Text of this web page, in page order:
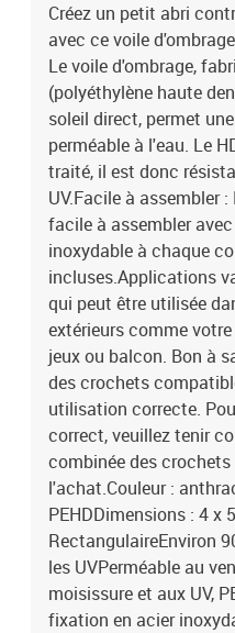
% de protection contre les
à la moisissure et aux UV,
acier inoxydable à chaque
incluse
Créez un petit abri
avec ce voile
Le voile d'ombrage,
(polyéthylène haute
soleil direct, permet
perméable à l'eau. Le
traité, il est donc
UV.Facile à assembler
facile à assembler
inoxydable à chaque
incluses.Applications
qui peut être utilisée
extérieurs comme
jeux ou balcon. Bon à
des crochets
utilisation correcte.
correct, veuillez tenir
combinée des
l'achat.Couleur :
PEHDDimensions : 4 x
RectangulaireEnviron
les UVPerméable au
moisissure et aux UV,
fixation en acier